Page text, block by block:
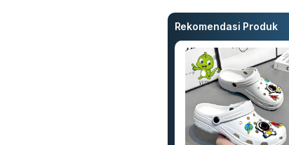
Rekomendasi Produk